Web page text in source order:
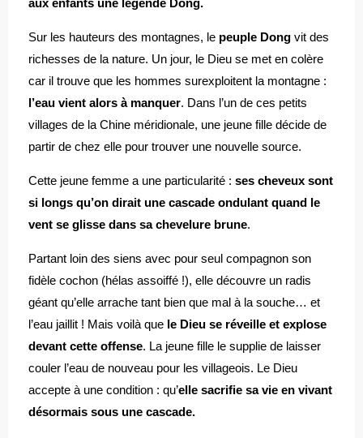
aux enfants une légende Dong.
Sur les hauteurs des montagnes, le peuple Dong vit des
richesses de la nature. Un jour, le Dieu se met en colère
car il trouve que les hommes surexploitent la montagne :
l’eau vient alors à manquer. Dans l’un de ces petits
villages de la Chine méridionale, une jeune fille décide de
partir de chez elle pour trouver une nouvelle source.
Cette jeune femme a une particularité : ses cheveux sont
si longs qu’on dirait une cascade ondulant quand le
vent se glisse dans sa chevelure brune.
Partant loin des siens avec pour seul compagnon son
fidèle cochon (hélas assoiffé !), elle découvre un radis
géant qu’elle arrache tant bien que mal à la souche… et
l’eau jaillit ! Mais voilà que le Dieu se réveille et explose
devant cette offense. La jeune fille le supplie de laisser
couler l’eau de nouveau pour les villageois. Le Dieu
accepte à une condition : qu’elle sacrifie sa vie en vivant
désormais sous une cascade.